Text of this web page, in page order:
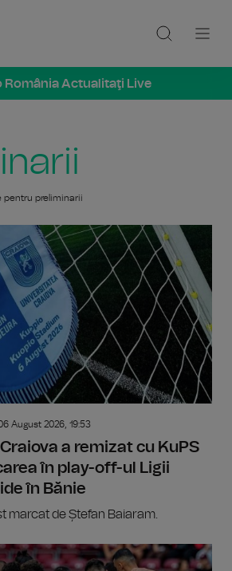
România Actualitaţi Live
pentru preliminarii
August 2026, 19:53
a remizat cu KuPS
în play-off-ul Ligii
în Bănie
marcat de Ștefan Baiaram.